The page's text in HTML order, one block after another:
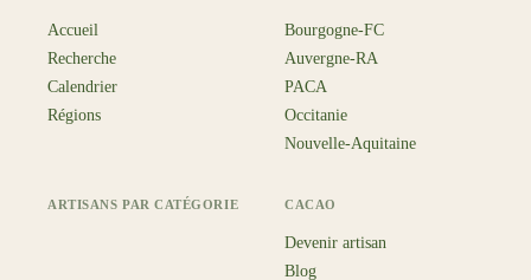
Accueil
Recherche
Calendrier
Régions
Bourgogne-FC
Auvergne-RA
PACA
Occitanie
Nouvelle-Aquitaine
ARTISANS PAR CATÉGORIE CACAO
Devenir artisan
Blog